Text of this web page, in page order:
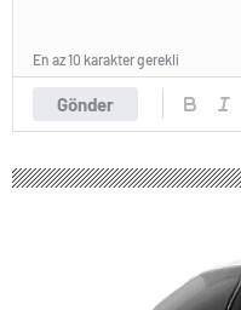
Gönder
En az 10 karakter gerekli